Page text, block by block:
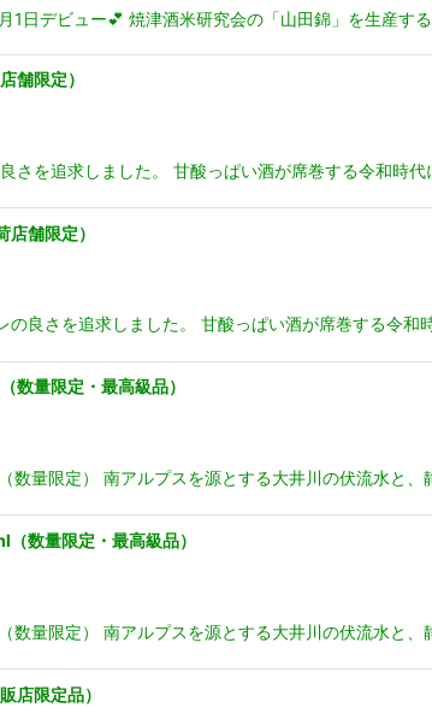
デビュー💕 焼津酒米研究会の「山田錦」を生産す
限定）
追求しました。 甘酸っぱい酒が席巻する令和時代
舗限定）
を追求しました。 甘酸っぱい酒が席巻する令和
量限定・最高級品）
限定） 南アルプスを源とする大井川の伏流水と、
数量限定・最高級品）
限定） 南アルプスを源とする大井川の伏流水と、
限定品）